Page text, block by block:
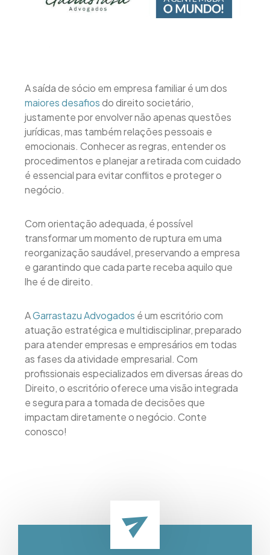
A saída de sócio em empresa familiar é um dos
maiores desafiosdo direito societário,
justamente por envolver não apenas questões
jurídicas, mas também relações pessoais e
emocionais. Conhecer as regras, entender os
procedimentos e planejar a retirada com cuidado
é essencial para evitar conflitos e proteger o
negócio.
Com orientação adequada, é possível
transformar um momento de ruptura em uma
reorganização saudável, preservando a empresa
e garantindo que cada parte receba aquilo que
lhe é de direito.
AGarrastazu Advogados é um escritório com
atuação estratégica e multidisciplinar, preparado
para atender empresas e empresários em todas
as fases da atividade empresarial. Com
profissionais especializados em diversas áreas do
Direito, o escritório oferece uma visão integrada
e segura para a tomada de decisões que
impactam diretamente o negócio. Conte
conosco!